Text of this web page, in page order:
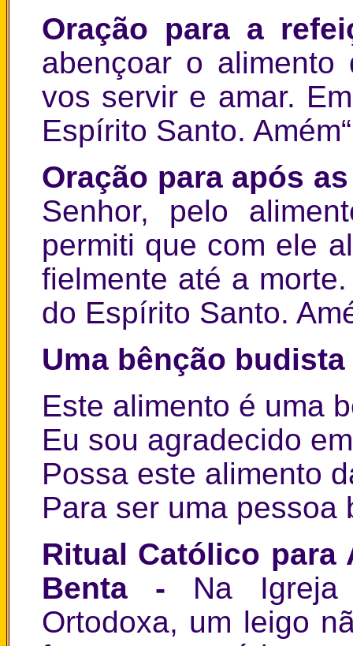
Oração para a
abençoar o alimento
vos servir e amar.
Espírito Santo. Amém“
Oração para após
Senhor, pelo
permiti que com ele
fielmente até a
do Espírito Santo.
Uma bênção
Este alimento é uma
Eu sou agradecido
Possa este alimento
Para ser uma pessoa
Ritual Católico para
Benta - Na
Ortodoxa, um leigo